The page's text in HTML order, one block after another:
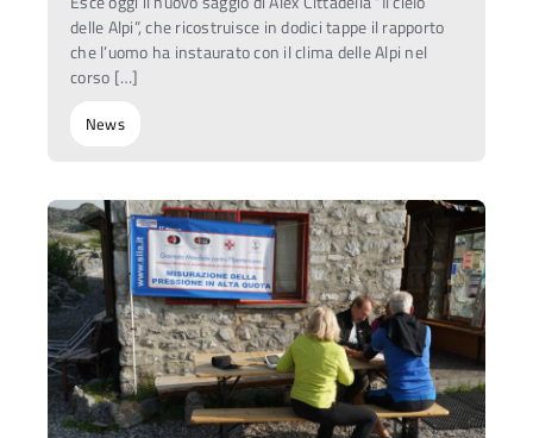
delle Alpi”, che ricostruisce in dodici tappe il rapporto
che l’uomo ha instaurato con il clima delle Alpi nel
corso […]
News